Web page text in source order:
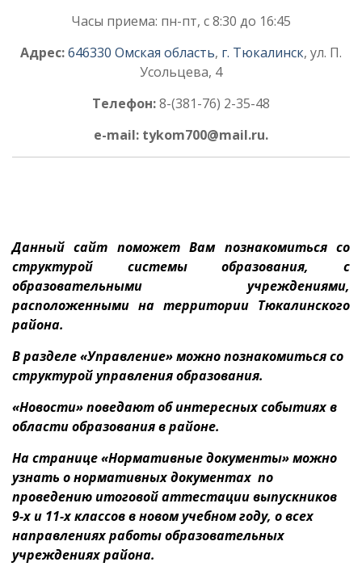
Часы приема: пн-пт, с 8:30 до 16:45
Адрес:646330 Омская область, г. Тюкалинск, ул. П.
Усольцева, 4
Телефон:8-(381-76) 2-35-48
e-mail: tykom700@mail.ru.
Данный сайт поможет Вам познакомиться со
структурой системы образования, с
образовательными учреждениями,
расположенными на территории Тюкалинского
района.
В разделе «Управление» можно познакомиться со
структурой управления образования.
«Новости» поведают об интересных событиях в
области образования в районе.
На странице «Нормативные документы» можно
узнать о нормативных документах по
проведению итоговой аттестации выпускников
9-х и 11-х классов в новом учебном году, о всех
направлениях работы образовательных
учреждениях района.